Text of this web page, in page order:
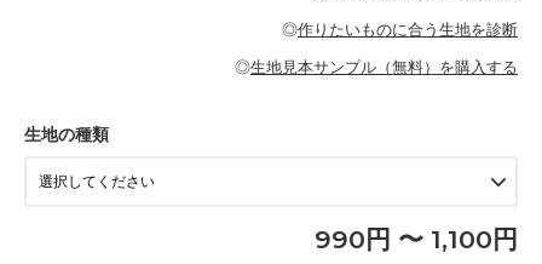
・カーテン、エプロン、テーブルクロスなどの暮らしのアイテム
・パンツ、タックスカートなどのボトムス
もっと詳しく見る
小物、インテリア用品に向いています。
・工作用エプロン
もっと詳しく見る
◎作りたいものに合う生地を診断
◎生地見本サンプル（無料）を購入する
生地の種類
990円 〜 1,100円